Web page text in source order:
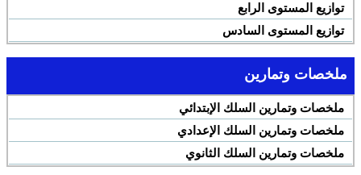
توازيع المستوى الرابع
توازيع المستوى السادس
ملخصات وتمارين
ملخصات وتمارين السلك الإبتدائي
ملخصات وتمارين السلك الإعدادي
ملخصات وتمارين السلك الثانوي